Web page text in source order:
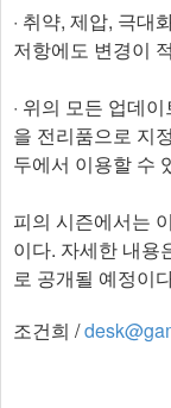
· 취약, 제압, 극대
저항에도 변경이
· 위의 모든 업데
을 전리품으로 지
두에서 이용할 수
피의 시즌에서는
이다. 자세한 내용
로 공개될 예정이
조건희 /